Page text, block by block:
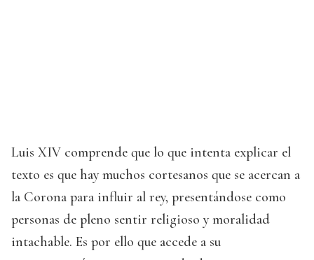
Luis XIV comprende que lo que intenta explicar el
texto es que hay muchos cortesanos que se acercan a
la Corona para influir al rey, presentándose como
personas de pleno sentir religioso y moralidad
intachable. Es por ello que accede a su